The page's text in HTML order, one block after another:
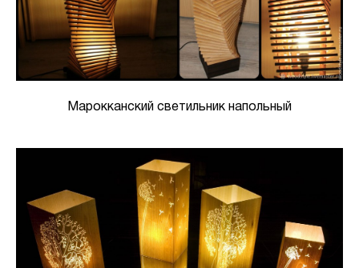
Марокканский светильник напольный